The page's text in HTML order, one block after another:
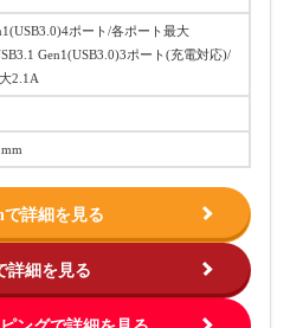
ポート/各ポート最大
Gen1(USB3.0)3ポート(充電対応)/
2.1A
で詳細を見る
詳細を見る